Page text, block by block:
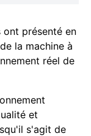
ont présenté en
la machine à
réel de
et
s'agit de